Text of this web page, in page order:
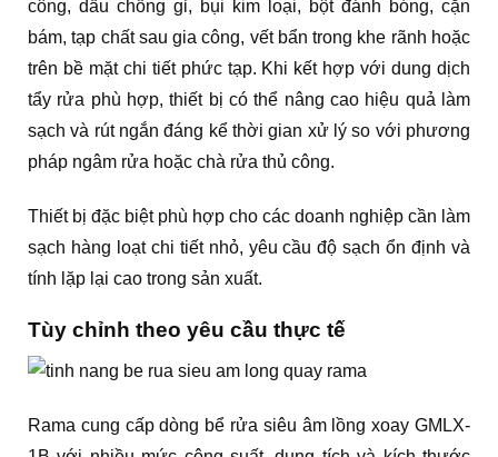
công, dầu chống gỉ, bụi kim loại, bột đánh bóng, cặn
bám, tạp chất sau gia công, vết bẩn trong khe rãnh hoặc
trên bề mặt chi tiết phức tạp. Khi kết hợp với dung dịch
tẩy rửa phù hợp, thiết bị có thể nâng cao hiệu quả làm
sạch và rút ngắn đáng kể thời gian xử lý so với phương
pháp ngâm rửa hoặc chà rửa thủ công.
Thiết bị đặc biệt phù hợp cho các doanh nghiệp cần làm
sạch hàng loạt chi tiết nhỏ, yêu cầu độ sạch ổn định và
tính lặp lại cao trong sản xuất.
Tùy chỉnh theo yêu cầu thực tế
Rama cung cấp dòng bể rửa siêu âm lồng xoay GMLX-